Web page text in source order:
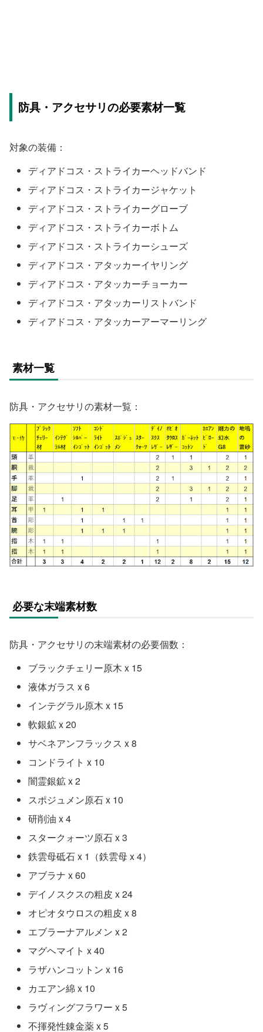
防具・アクセサリの必要素材一覧
対象の装備：
ディアドコス・ストライカーヘッドバンド
ディアドコス・ストライカージャケット
ディアドコス・ストライカーグローブ
ディアドコス・ストライカーボトム
ディアドコス・ストライカーシューズ
ディアドコス・アタッカーイヤリング
ディアドコス・アタッカーチョーカー
ディアドコス・アタッカーリストバンド
ディアドコス・アタッカーアーマーリング
素材一覧
防具・アクセサリの素材一覧：
必要な末端素材数
防具・アクセサリの末端素材の必要個数：
ブラックチェリー原木 x 15
液体ガラス x 6
インテグラル原木 x 15
軟銀鉱 x 20
サベネアンフラックス x 8
コンドライト x 10
闇霊銀鉱 x 2
スポジュメン原石 x 10
研削油 x 4
スタークォーツ原石 x 3
鉄雲母砥石 x 1（鉄雲母 x 4）
アブラナ x 60
デイノスクスの粗皮 x 24
オピオタウロスの粗皮 x 8
エブラーナアルメン x 2
マグヘマイト x 40
ラザハンコットン x 16
カエアン綿 x 10
ラヴィングフラワー x 5
不揮発性錬金薬 x 5